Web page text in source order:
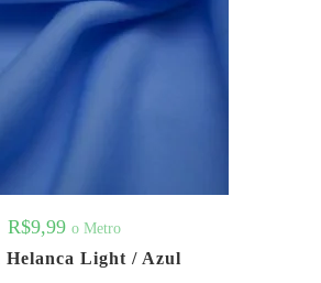
R$9,99 o Metro
Helanca Light / Azul